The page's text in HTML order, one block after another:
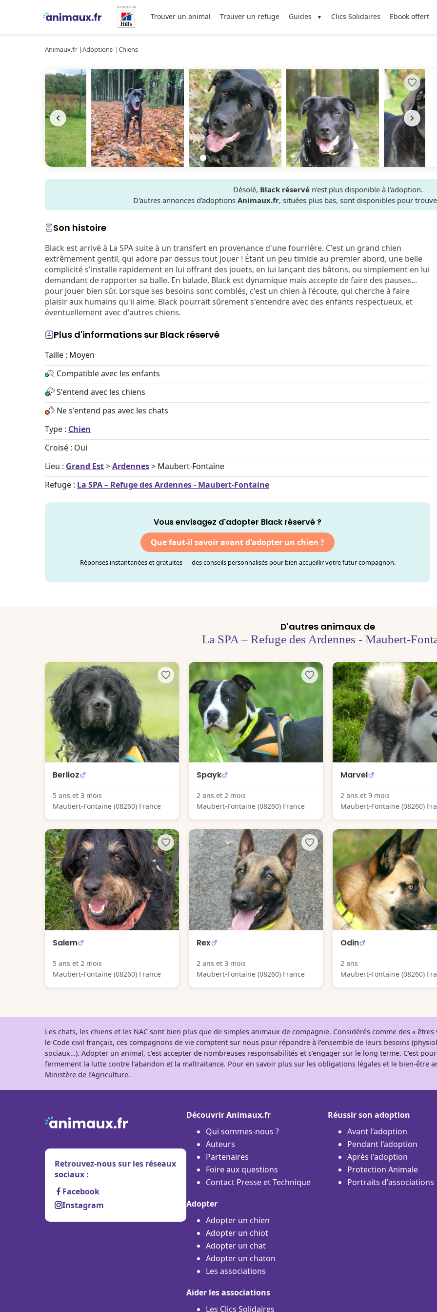
Trouver un animal Trouver un refuge Guides Clics Solidaires Ebook offert
Animaux.fr Adoptions Chiens
Désolé, Black réservén'est plus disponible à l'adoption.
D'autres annonces d'adoptions Animaux.fr, situées plus bas, sont disponibles pour
Son histoire
Black est arrivé à La SPA suite à un transfert en provenance d'une fourrière. C'est un grand chien
extrêmement gentil, qui adore par dessus tout jouer ! Étant un peu timide au premier abord, une belle
complicité s'installe rapidement en lui offrant des jouets, en lui lançant des bâtons, ou simplement en lui
demandant de rapporter sa balle. En balade, Black est dynamique mais accepte de faire des pauses...
pour jouer bien sûr. Lorsque ses besoins sont comblés, c'est un chien à l'écoute, qui cherche à faire
plaisir aux humains qu'il aime. Black pourrait sûrement s'entendre avec des enfants respectueux, et
éventuellement avec d'autres chiens.
Plus d'informations sur Black réservé
Taille : Moyen
Compatible avec les enfants
S'entend avec les chiens
Ne s'entend pas avec les chats
Type : Chien
Croisé : Oui
Lieu : Grand Est>Ardennes> Maubert-Fontaine
Refuge : La SPA – Refuge des Ardennes - Maubert-Fontaine
Vous envisagez d'adopter Black réservé ?
Que faut-il savoir avant d'adopter un chien ?
Réponses instantanées et gratuites — des conseils personnalisés pour bien accueillir votre futur compagnon.
D'autres animaux de
La SPA – Refuge des Ardennes - Maubert-
Berlioz
5 ans et 3 mois
Maubert-Fontaine (08260) France
Spayk
2 ans et 2 mois
Maubert-Fontaine (08260) France
Marvel
2 ans et 9 mois
Maubert-Fontaine (08260)
Salem
5 ans et 2 mois
Maubert-Fontaine (08260) France
Rex
2 ans et 3 mois
Maubert-Fontaine (08260) France
Odin
2 ans
Maubert-Fontaine (08260)
Les chats, les chiens et les NAC sont bien plus que de simples animaux de compagnie. Considérés comme des «
le Code civil français, ces compagnons de vie comptent sur nous pour répondre à l’ensemble de leurs besoins
sociaux…). Adopter un animal, c’est accepter de nombreuses responsabilités et s’engager sur le long terme. C’est
fermement la lutte contre l’abandon et la maltraitance. Pour en savoir plus sur les obligations légales et le bien-être
Ministère de l’Agriculture.
Retrouvez-nous sur les réseaux
sociaux :
Facebook
Instagram
Découvrir Animaux.fr
Qui sommes-nous ?
Auteurs
Partenaires
Foire aux questions
Contact Presse et Technique
Adopter
Adopter un chien
Adopter un chiot
Adopter un chat
Adopter un chaton
Les associations
Aider les associations
Les Clics Solidaires
Réussir son adoption
Avant l'adoption
Pendant l'adoption
Après l'adoption
Protection Animale
Portraits d'associations